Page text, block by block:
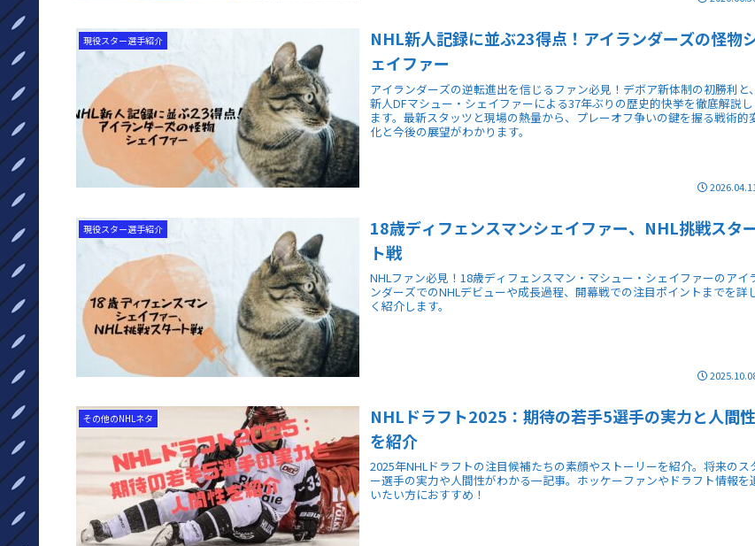
現役スター選手紹介
NHL新人記録に並ぶ23得点！アイランダーズの怪物
ェイファー
アイランダーズの逆転進出を信じるファン必見！デボア新体制の初勝利と、
新人DFマシュー・シェイファーによる37年ぶりの歴史的快挙を徹底解説し
ます。最新スタッツと現場の熱量から、プレーオフ争いの鍵を握る戦術的
化と今後の展望がわかります。
2026.04.11
現役スター選手紹介
18歳ディフェンスマンシェイファー、NHL挑戦スタ
ト戦
NHLファン必見！18歳ディフェンスマン・マシュー・シェイファーのアイ
ンダーズでのNHLデビューや成長過程、開幕戦での注目ポイントまでを詳
く紹介します。
その他のNHLネタ
NHLドラフト2025：期待の若手5選手の実力と人間性
を紹介
2025年NHLドラフトの注目候補たちの素顔やストーリーを紹介。将来のス
ー選手の実力や人間性がわかる一記事。ホッケーファンやドラフト情報を
いたい方におすすめ！